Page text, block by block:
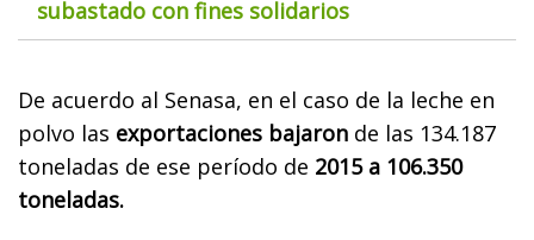
subastado con fines solidarios
De acuerdo al Senasa, en el caso de la leche en
polvo las exportaciones bajaron de las 134.187
toneladas de ese período de 2015 a 106.350
toneladas.